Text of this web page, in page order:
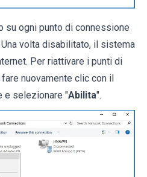
su ogni punto di connessione
Una volta disabilitato, il sistema
Per riattivare i punti di
nuovamente clic con il
e selezionare "Abilita".